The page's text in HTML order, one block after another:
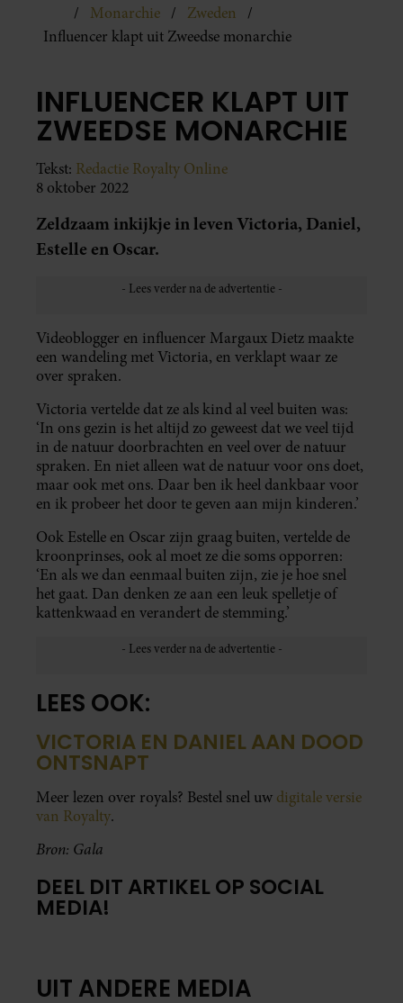
Monarchie
Zweden
Influencer klapt uit Zweedse monarchie
INFLUENCER KLAPT UIT
ZWEEDSE MONARCHIE
Tekst: Redactie Royalty Online
8 oktober 2022
Zeldzaam inkijkje in leven Victoria, Daniel,
Estelle en Oscar.
Videoblogger en influencer Margaux Dietz maakte
een wandeling met Victoria, en verklapt waar ze
over spraken.
Victoria vertelde dat ze als kind al veel buiten was:
‘In ons gezin is het altijd zo geweest dat we veel tijd
in de natuur doorbrachten en veel over de natuur
spraken. En niet alleen wat de natuur voor ons doet,
maar ook met ons. Daar ben ik heel dankbaar voor
en ik probeer het door te geven aan mijn kinderen.’
Ook Estelle en Oscar zijn graag buiten, vertelde de
kroonprinses, ook al moet ze die soms opporren:
‘En als we dan eenmaal buiten zijn, zie je hoe snel
het gaat. Dan denken ze aan een leuk spelletje of
kattenkwaad en verandert de stemming.’
LEES OOK:
VICTORIA EN DANIEL AAN DOOD
ONTSNAPT
Meer lezen over royals? Bestel snel uw digitale versie
van Royalty.
Bron: Gala
DEEL DIT ARTIKEL OP SOCIAL
MEDIA!
UIT ANDERE MEDIA